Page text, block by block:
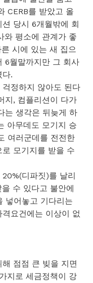
CERB를 받았고 올
당시 6개월밖에 회
와 평소에 관계가 좋
시에 있는 새 집으
6월말까지만 그 회사
다.
정하지 않아도 된다
지, 컴플리션이 다가
는 생각은 뒤늦게 하
아무데도 모기지 승
여러군데를 전전한
모기지를 받을 수
디파짓)를 날리
수 있다고 불안에
넣어놓고 기다리는
요건에는 이상이 없
점점 큰 빚을 지면
지로 세금정책이 강